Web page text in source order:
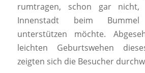
rumtragen, schon gar
Innenstadt beim
unterstützen möchte.
leichten Geburtswehen
zeigten sich die Besucher